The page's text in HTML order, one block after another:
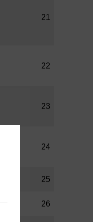
21
22
23
24
25
26